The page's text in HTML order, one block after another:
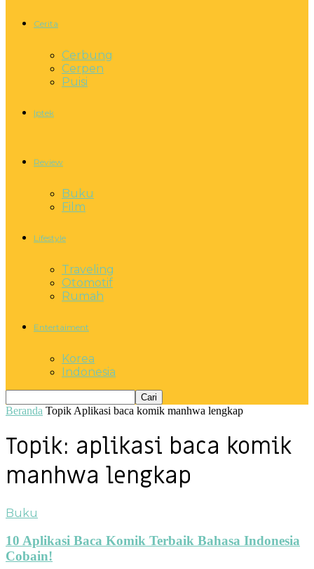
Cerita
Cerbung
Cerpen
Puisi
Iptek
Review
Buku
Film
Lifestyle
Traveling
Otomotif
Rumah
Entertaiment
Korea
Indonesia
Beranda Topik Aplikasi baca komik manhwa lengkap
Topik: aplikasi baca komik
manhwa lengkap
Buku
10 Aplikasi Baca Komik Terbaik Bahasa Indonesia
Cobain!